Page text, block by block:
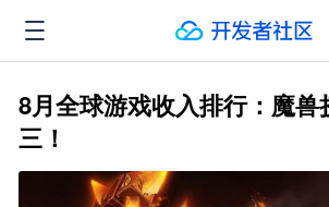
8月全球游戏收入排行：魔兽
三！